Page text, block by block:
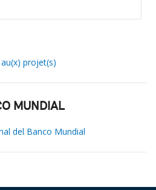
projet(s)
MUNDIAL
del Banco Mundial